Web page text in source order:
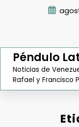
Péndulo
Noticias de
Rafael y Francisco